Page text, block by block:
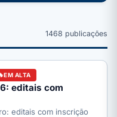
1468 publicações
EM ALTA
editais com
editais com inscrição